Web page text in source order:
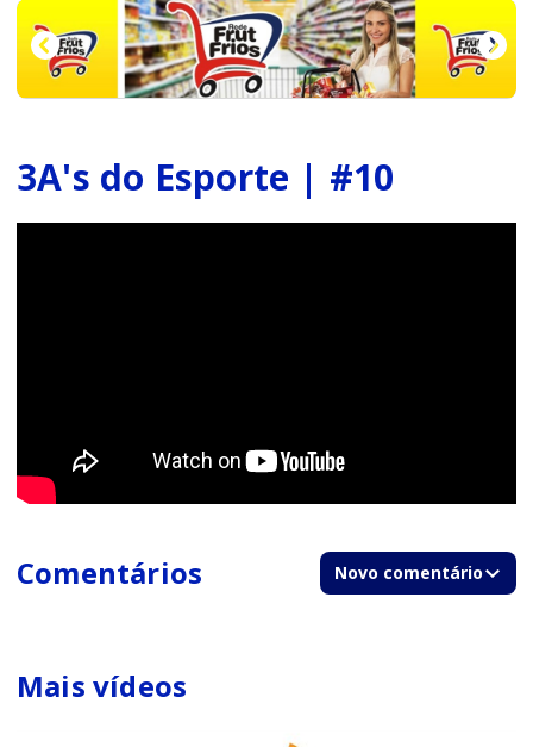
3A's do Esporte | #10
Mais vídeos
Comentários Novo comentário